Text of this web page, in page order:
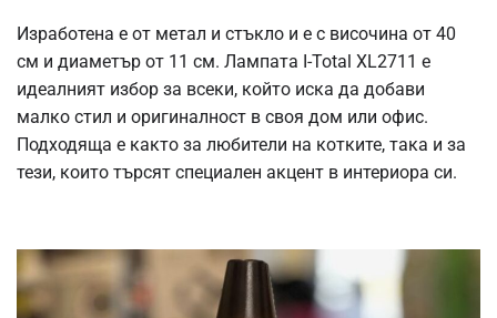
Изработена е от метал и стъкло и е с височина от 40
см и диаметър от 11 см. Лампата I-Total XL2711 е
идеалният избор за всеки, който иска да добави
малко стил и оригиналност в своя дом или офис.
Подходяща е както за любители на котките, така и за
тези, които търсят специален акцент в интериора си.